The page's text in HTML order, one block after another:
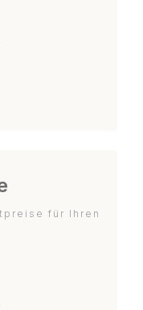
für Ihren